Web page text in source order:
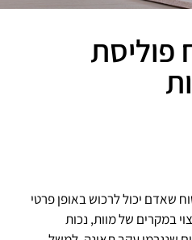
פוליסת
שאדם יכול לרכוש באופן פרטי
במקרים של מוות, נכות